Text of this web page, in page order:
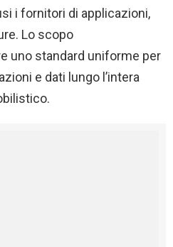
i fornitori di applicazioni,
Lo scopo
uno standard uniforme per
e dati lungo l’intera